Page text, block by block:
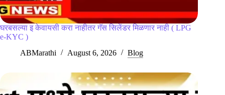
घरबसल्या इ केवायसी करा नाहीतर गॅस सिलेंडर मिळणार नाही ( LPG
e-KYC )
ABMarathi
August 6, 2026 Blog